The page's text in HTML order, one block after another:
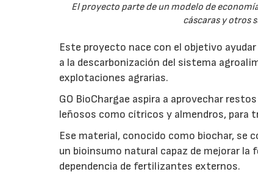
El proyecto parte de un modelo de
cáscaras y otros
Este proyecto nace con el objetivo
a la descarbonización del sistema
explotaciones agrarias.
GO BioChargae aspira a aprovechar
leñosos como cítricos y almendros, para
Ese material, conocido como biochar, se
un bioinsumo natural capaz de mejorar la
dependencia de fertilizantes externos.